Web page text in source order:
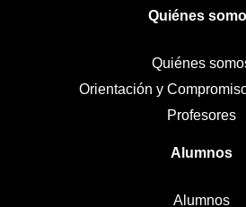
Quiénes
Quiénes
Orientación y
Profesores
Alumnos
Alumnos